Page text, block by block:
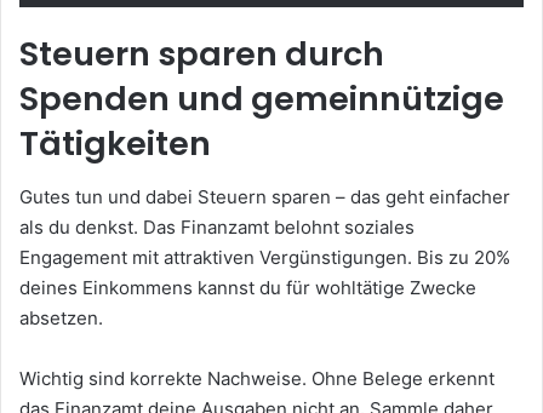
Steuern sparen durch
Spenden und gemeinnützige
Tätigkeiten
Gutes tun und dabei Steuern sparen – das geht einfacher
als du denkst. Das Finanzamt belohnt soziales
Engagement mit attraktiven Vergünstigungen. Bis zu 20%
deines Einkommens kannst du für wohltätige Zwecke
absetzen.
Wichtig sind korrekte Nachweise. Ohne Belege erkennt